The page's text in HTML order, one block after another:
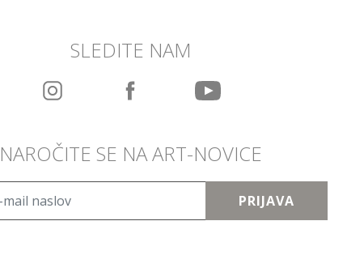
SLEDITE NAM
NAROČITE SE NA ART-NOVICE
PRIJAVA